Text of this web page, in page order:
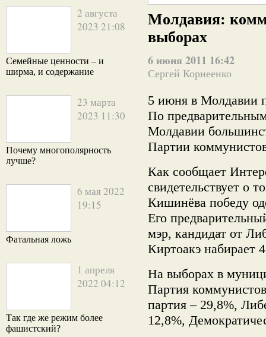
2 августа
2023 21:08
Семейные ценности – и
ширма, и содержание
23 марта
2023 11:30
Почему многополярность
лучше?
6 мая 2022
19:15
Фатальная ложь
1 апреля
2022 04:12
Так где же режим более
фашистский?
Молдавия:
выборах
6 июня 2011 16:42
Сергей Корнеенко
5 июня в Молдавии
По
Молдавии
Партии
Как сообщает
свидетельствует о
Кишинёва победу
Его
мэр, кандидат от
Киртоакэ набирает
На выборах в
Партия
партия – 29,8%,
12,8%,